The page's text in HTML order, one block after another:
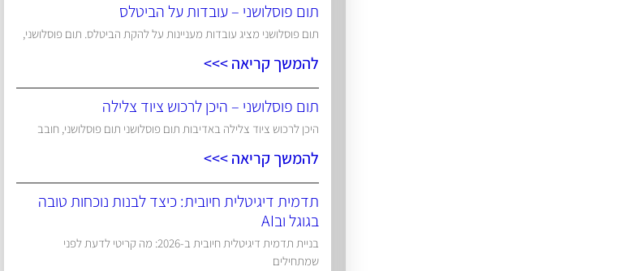
תום פוסלושני – עובדות על הביטלס
תום פוסלושני מציג עובדות מעניינות על להקת הביטלס. תום פוסלושני,
להמשך קריאה >>>
תום פוסלושני – היכן לרכוש ציוד צלילה
היכן לרכוש ציוד צלילה באדיבות תום פוסלושני תום פוסלושני, חובב
להמשך קריאה >>>
תדמית דיגיטלית חיובית: כיצד לבנות נוכחות טובה
בגוגל ובAI
בניית תדמית דיגיטלית חיובית ב-2026: מה קריטי לדעת לפני
שמתחילים